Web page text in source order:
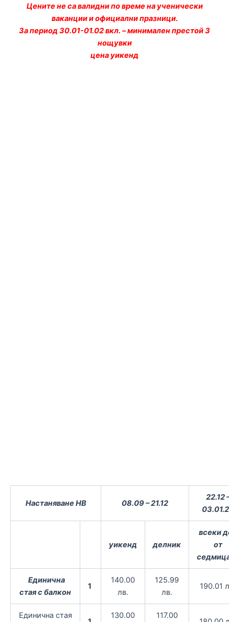
Цените не са валидни по време на ученически
ваканции и официални празници.
За период 30.01-01.02 вкл. – минимален престой 3
нощувки
цена уикенд
Настаняване HВ 08.09 – 21.12
22.12
уикенд делник
всеки
от
Единична
стая с балкон
1
140.00
лв.
125.99
лв.
190.01
Единична стая
130.00
117.00